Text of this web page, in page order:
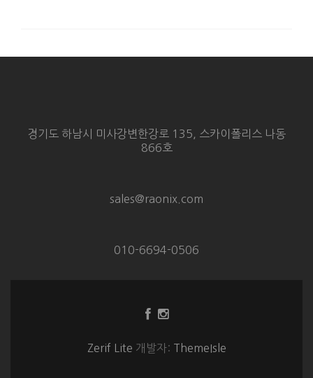
경기도 하남시 미사강변한강로 135, 스카이폴리스 나동
866호
sales@raonix.com
010-6694-0506
Facebook
크
Instagram
크
Zerif Lite 개발자: ThemeIsle